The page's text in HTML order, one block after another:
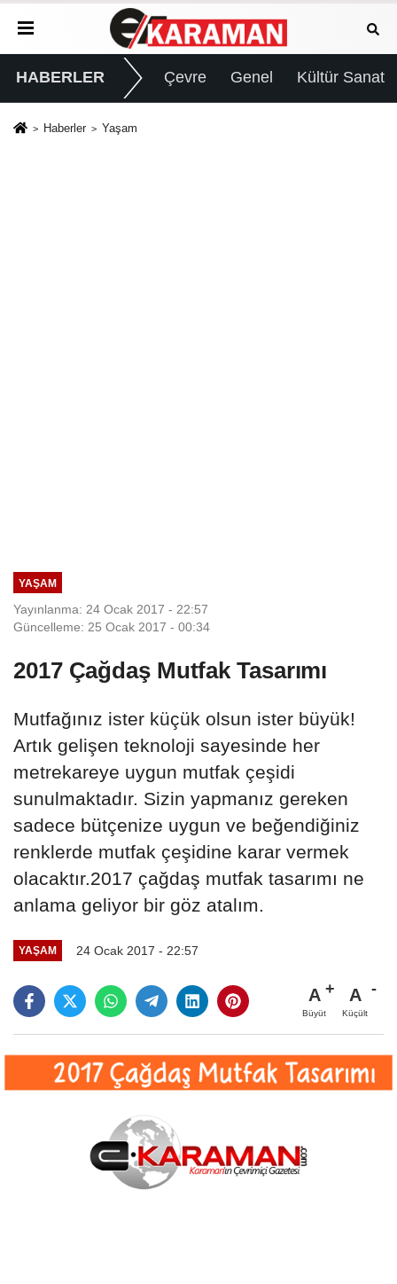
HABERLER Çevre Genel Kültür Sanat
Haberler Yaşam
YAŞAM
Yayınlanma: 24 Ocak 2017 - 22:57
Güncelleme: 25 Ocak 2017 - 00:34
2017 Çağdaş Mutfak Tasarımı
Mutfağınız ister küçük olsun ister büyük!
Artık gelişen teknoloji sayesinde her
metrekareye uygun mutfak çeşidi
sunulmaktadır. Sizin yapmanız gereken
sadece bütçenize uygun ve beğendiğiniz
renklerde mutfak çeşidine karar vermek
olacaktır.2017 çağdaş mutfak tasarımı ne
anlama geliyor bir göz atalım.
YAŞAM 24 Ocak 2017 - 22:57
A
Büyüt
A
Küçült